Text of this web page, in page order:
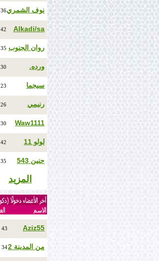
نوف الشمري36
Alkadi/sa
42
روان الجنوب 35
ورده. 30
سيجما 23
رنيمي 26
Waw1111
30
لولو 11 42
حنين 543 35
المزيد
Aziz55
43
من المدينة 2 34